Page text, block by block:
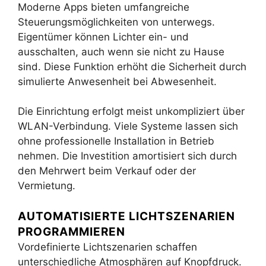
Moderne Apps bieten umfangreiche
Steuerungsmöglichkeiten von unterwegs.
Eigentümer können Lichter ein- und
ausschalten, auch wenn sie nicht zu Hause
sind. Diese Funktion erhöht die Sicherheit durch
simulierte Anwesenheit bei Abwesenheit.
Die Einrichtung erfolgt meist unkompliziert über
WLAN-Verbindung. Viele Systeme lassen sich
ohne professionelle Installation in Betrieb
nehmen. Die Investition amortisiert sich durch
den Mehrwert beim Verkauf oder der
Vermietung.
AUTOMATISIERTE LICHTSZENARIEN
PROGRAMMIEREN
Vordefinierte Lichtszenarien schaffen
unterschiedliche Atmosphären auf Knopfdruck.